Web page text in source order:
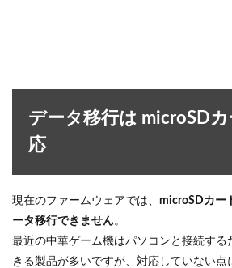
データ移行は microSD
応
現在のファームウェアでは、 microSDカー
ータ移行できません。
最近の中華ゲーム機はパソコンと接続する
きる製品が多いですが、対応していない点